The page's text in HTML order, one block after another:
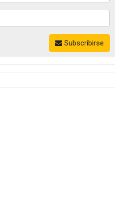
Subscribirse